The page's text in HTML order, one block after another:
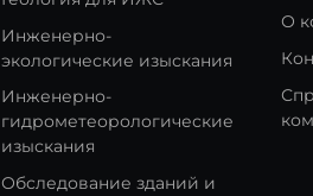
Инженерно-
экологические изыскания
Инженерно-
гидрометеорологические
изыскания
Обследование зданий и
О